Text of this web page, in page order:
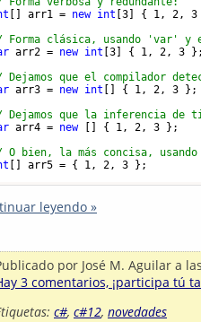
[] arr1 = new int 3] { 1, 2, 3
Forma clásica, usando 'var' y
arr2 = new int 3] { 1, 2, 3
Dejamos que el compilador
arr3 = new int [] { 1, 2, 3 };
Dejamos que la inferencia de
arr4 = new [] { 1, 2, 3 };
O bien, la más concisa,
[] arr5 = { 1, 2, 3
leyendo »
por José M. Aguilar a
3 comentarios, ¡participa tú
c#, c#12, novedades